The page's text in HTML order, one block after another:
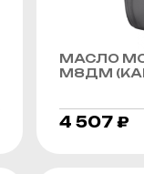
МАСЛО
М8ДМ
4 507 ₽